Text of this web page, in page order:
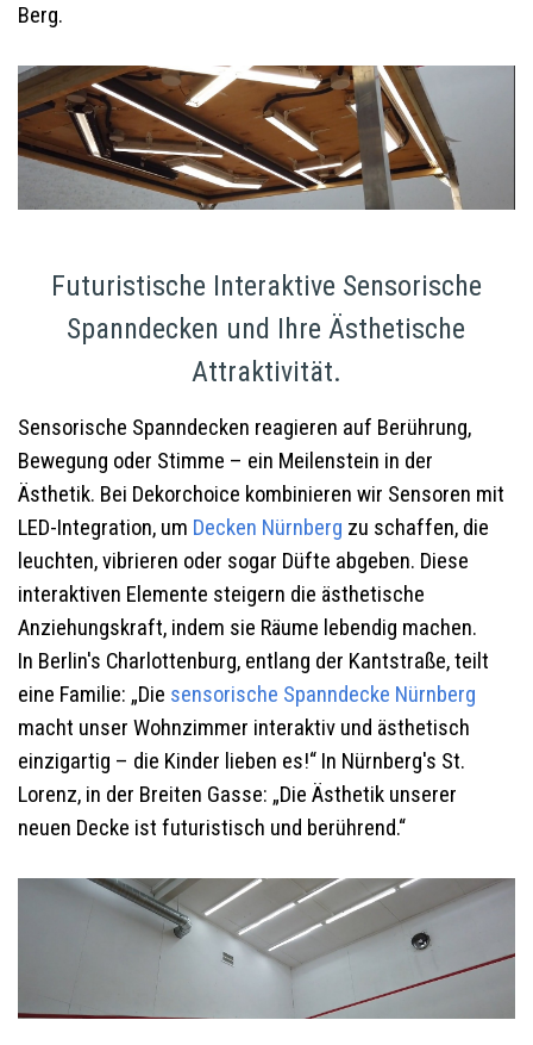
Berg.
Futuristische Interaktive Sensorische
Spanndecken und Ihre Ästhetische
Attraktivität.
Sensorische Spanndecken reagieren auf Berührung,
Bewegung oder Stimme – ein Meilenstein in der
Ästhetik. Bei Dekorchoice kombinieren wir Sensoren mit
LED-Integration, um Decken Nürnberg zu schaffen, die
leuchten, vibrieren oder sogar Düfte abgeben. Diese
interaktiven Elemente steigern die ästhetische
Anziehungskraft, indem sie Räume lebendig machen.
In Berlin's Charlottenburg, entlang der Kantstraße, teilt
eine Familie: „Die sensorische Spanndecke Nürnberg
macht unser Wohnzimmer interaktiv und ästhetisch
einzigartig – die Kinder lieben es!“ In Nürnberg's St.
Lorenz, in der Breiten Gasse: „Die Ästhetik unserer
neuen Decke ist futuristisch und berührend.“